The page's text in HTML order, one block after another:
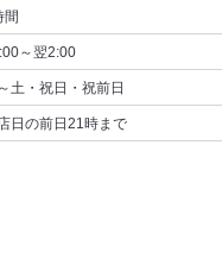
間
～翌2:00
土・祝日・祝前日
日の前日21時まで